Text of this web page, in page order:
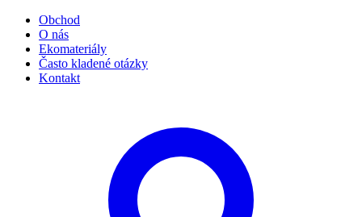
Obchod
O nás
Ekomateriály
Často kladené otázky
Kontakt